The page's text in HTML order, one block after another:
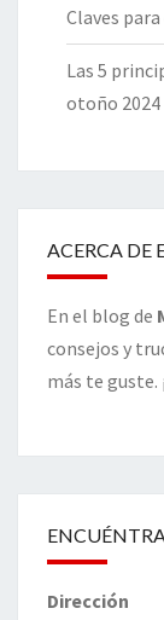
Claves
Las 5
otoño 2024
ACERCA DE
En el blog de
consejos y
más te guste.
Dirección